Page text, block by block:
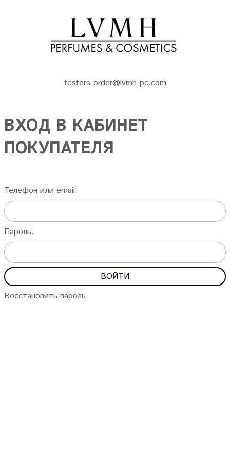
testers-order@lvmh-pc.com
ВХОД В КАБИНЕТ
ПОКУПАТЕЛЯ
Телефон или email:
Пароль:
Восстановить пароль